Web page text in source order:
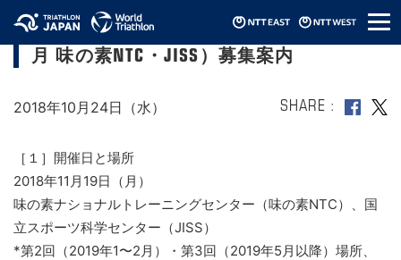
メ
ニ
JTUトライアスロン強化記録会 （2018/11
月 味の素NTC・JISS）募集案内
2018年10月24日（水） SHARE
［１］開催日と場所
2018年11月19日（月）
味の素ナショナルトレーニングセンター（味の素NTC）、国
立スポーツ科学センター（JISS）
*第2回（2019年1〜2月）・第3回（2019年5月以降）場所、